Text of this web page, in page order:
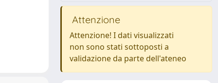
Attenzione
Attenzione! I dati visualizzati
non sono stati sottoposti a
validazione da parte dell'ateneo